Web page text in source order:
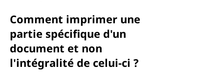
Comment imprimer une
partie spécifique d'un
document et non
l'intégralité de celui-ci ?